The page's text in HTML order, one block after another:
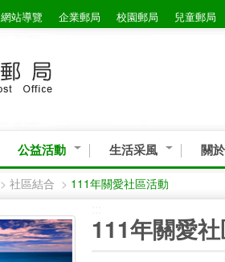
網站導覽 企業郵局 校園郵局 兒童郵局
公益活動 生活采風 關
> 社區結合 > 111年關愛社區活動
111年關愛